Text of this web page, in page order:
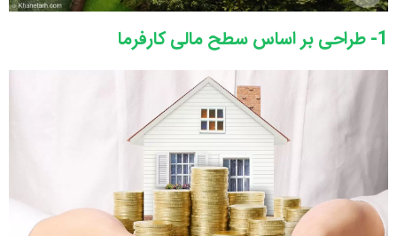
1- طراحی بر اساس سطح مالی کارفرما